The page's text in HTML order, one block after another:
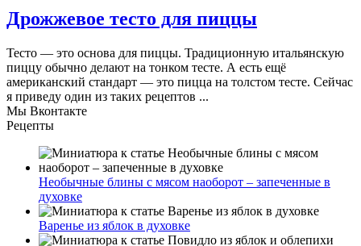
Дрожжевое тесто для пиццы
Тесто — это основа для пиццы. Традиционную итальянскую
пиццу обычно делают на тонком тесте. А есть ещё
американский стандарт — это пицца на толстом тесте. Сейчас
я приведу один из таких рецептов ...
Мы Вконтакте
Рецепты
Необычные блины с мясом наоборот – запеченные в
духовке
Варенье из яблок в духовке